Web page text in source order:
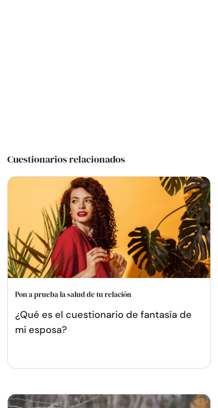
Cuestionarios relacionados
Pon a prueba la salud de tu relación
¿Qué es el cuestionario de fantasía de
mi esposa?